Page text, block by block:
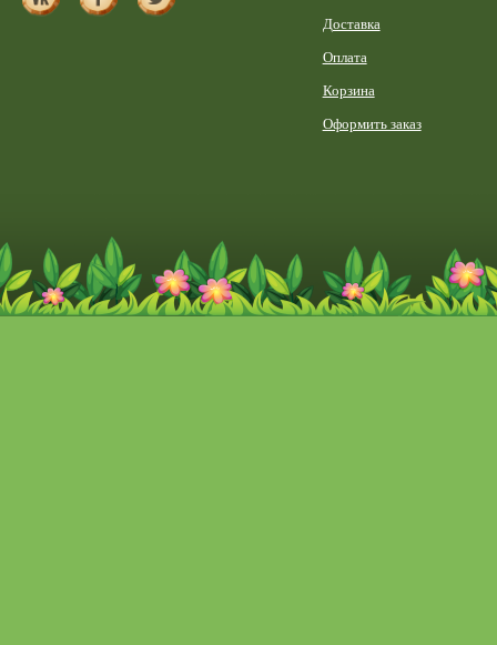
Доставка
Оплата
Корзина
Оформить заказ